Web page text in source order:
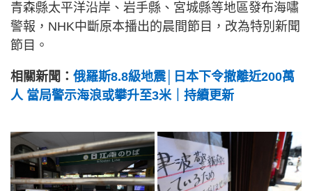
青森縣太平洋沿岸、岩手縣、宮城縣等地區發布海嘯
警報，NHK中斷原本播出的晨間節目，改為特別新聞
節目。
相關新聞： 俄羅斯8.8級地震│日本下令撤離近200萬
人 當局警示海浪或攀升至3米｜持續更新